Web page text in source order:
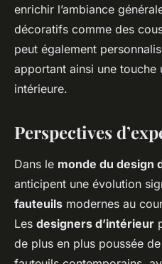
enrichir l’ambiance
décoratifs comme des
peut également
apportant ainsi une
intérieure.
Perspectives
Dans le monde du design
anticipent une évolution
fauteuils modernes au
Les designers d’intérieur
de plus en plus poussée